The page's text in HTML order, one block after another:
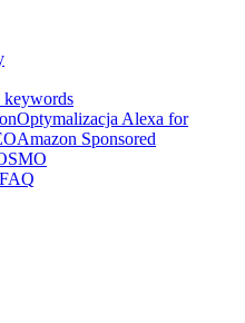
keywords
Optymalizacja Alexa for
Amazon Sponsored
FAQ